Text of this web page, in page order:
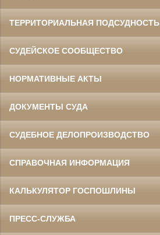
ТЕРРИТОРИАЛЬНАЯ ПОДСУДНОСТЬ
СУДЕЙСКОЕ СООБЩЕСТВО
НОРМАТИВНЫЕ АКТЫ
ДОКУМЕНТЫ СУДА
СУДЕБНОЕ ДЕЛОПРОИЗВОДСТВО
СПРАВОЧНАЯ ИНФОРМАЦИЯ
КАЛЬКУЛЯТОР ГОСПОШЛИНЫ
ПРЕСС-СЛУЖБА